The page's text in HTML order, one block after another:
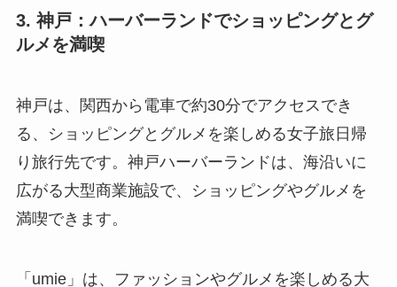
3. 神戸：ハーバーランドでショッピングとグ
ルメを満喫
神戸は、関西から電車で約30分でアクセスでき
る、ショッピングとグルメを楽しめる女子旅日帰
り旅行先です。神戸ハーバーランドは、海沿いに
広がる大型商業施設で、ショッピングやグルメを
満喫できます。
「umie」は、ファッションやグルメを楽しめる大